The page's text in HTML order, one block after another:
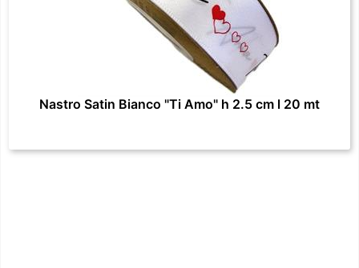
Nastro Satin Bianco "Ti Amo" h 2.5 cm l 20 mt